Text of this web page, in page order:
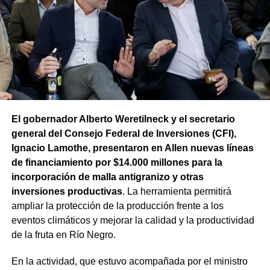
industria.
La respuesta provincial incluye además distintas
herramientas para sostener el ciclo productivo. Durante el
año se destinaron $6.100 millones a créditos para
levantar la cosecha y realizar tareas culturales. También
se prorrogó por un año el vencimiento de esos préstamos
comprendidos en la emergencia agropecuaria.
El gobernador Alberto Weretilneck y el secretario
general del Consejo Federal de Inversiones (CFI),
Ignacio Lamothe, presentaron en Allen nuevas líneas
de financiamiento por $14.000 millones para la
incorporación de malla antigranizo y otras
inversiones productivas. La herramienta permitirá
ampliar la protección de la producción frente a los
eventos climáticos y mejorar la calidad y la productividad
de la fruta en Río Negro.
En la actividad, que estuvo acompañada por el ministro